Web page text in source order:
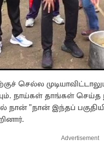
செல்ல
நாய்கள் தாங்கள்
"நான் இந்தப்
Advertisement